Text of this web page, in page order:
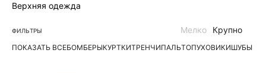
Верхняя одежда
ФИЛЬТРЫ
ПОКАЗАТЬ ВСЕБОМБЕРЫКУРТКИТРЕНЧИПАЛЬТОПУХОВИКИШУБЫ |
Мелко Крупно